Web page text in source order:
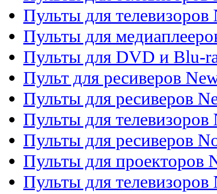
Пульты для телевизоров
Пульты для
Пульты для DVD и Blu-
Пульт для ресиверов
Пульты для ресиверов
Пульты для телевизоров
Пульты для ресиверов
Пульты для проекторов
Пульты для телевизоров